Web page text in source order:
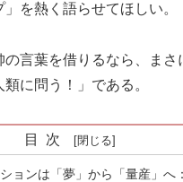
を熱く語らせてほしい。
の言葉を借りるなら、まさ
に問う！」である。
目次
ョンは「夢」から「量産」へ